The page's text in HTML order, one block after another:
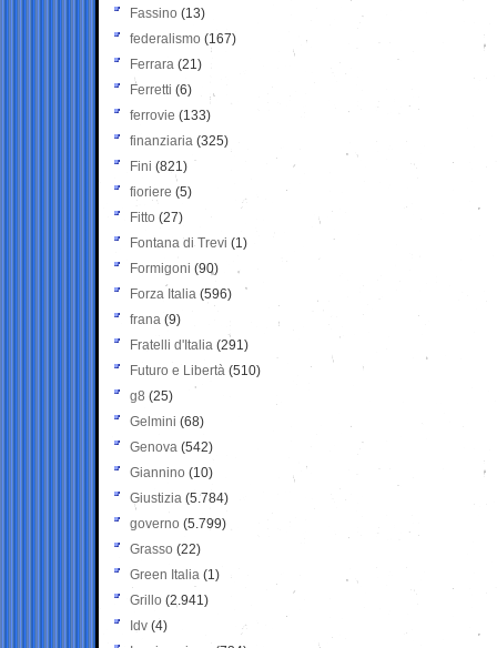
Fassino (13)
federalismo (167)
Ferrara (21)
Ferretti (6)
ferrovie (133)
finanziaria (325)
Fini (821)
fioriere (5)
Fitto (27)
Fontana di Trevi (1)
Formigoni (90)
Forza Italia (596)
frana (9)
Fratelli d'Italia (291)
Futuro e Libertà (510)
g8 (25)
Gelmini (68)
Genova (542)
Giannino (10)
Giustizia (5.784)
governo (5.799)
Grasso (22)
Green Italia (1)
Grillo (2.941)
Idv (4)